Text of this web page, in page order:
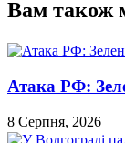
Вам також
Атака РФ:
8 Серпня, 2026